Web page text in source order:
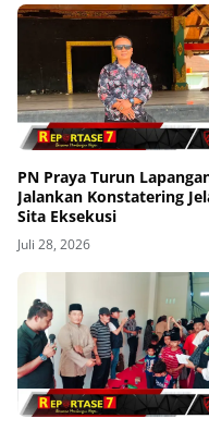
PN Praya Turun
Jalankan Konstatering
Sita Eksekusi
Juli 28, 2026